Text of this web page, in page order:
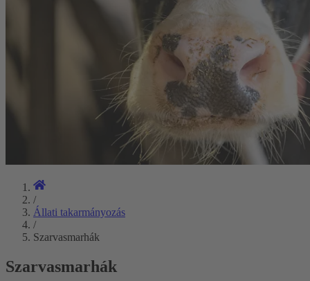
/
Állati takarmányozás
/
Szarvasmarhák
Szarvasmarhák